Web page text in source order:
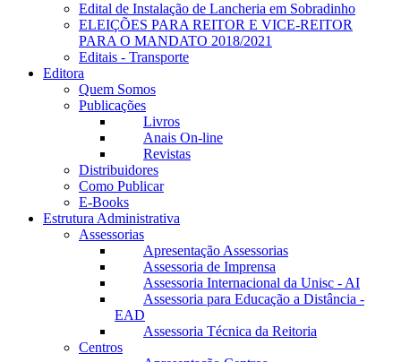
Edital de Instalação de Lancheria em Sobradinho
ELEIÇÕES PARA REITOR E VICE-REITOR
PARA O MANDATO 2018/2021
Editais - Transporte
Editora
Quem Somos
Publicações
Livros
Anais On-line
Revistas
Distribuidores
Como Publicar
E-Books
Estrutura Administrativa
Assessorias
Apresentação Assessorias
Assessoria de Imprensa
Assessoria Internacional da Unisc - AI
Assessoria para Educação a Distância -
EAD
Assessoria Técnica da Reitoria
Centros